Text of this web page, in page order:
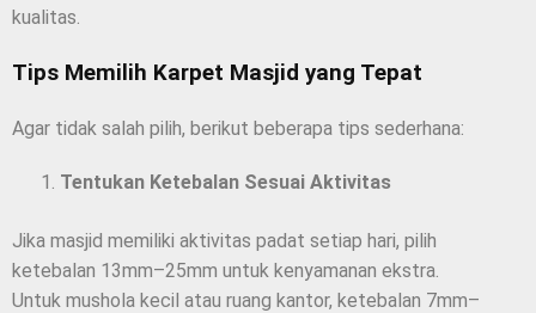
kualitas.
Tips Memilih Karpet Masjid yang Tepat
Agar tidak salah pilih, berikut beberapa tips sederhana:
Tentukan Ketebalan Sesuai Aktivitas
Jika masjid memiliki aktivitas padat setiap hari, pilih
ketebalan 13mm–25mm untuk kenyamanan ekstra.
Untuk mushola kecil atau ruang kantor, ketebalan 7mm–